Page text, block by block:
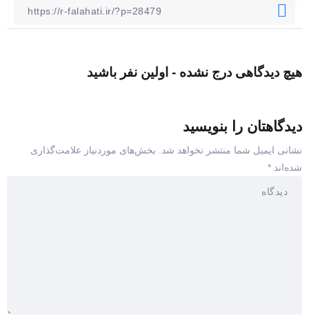
هیچ دیدگاهی درج نشده - اولین نفر باشید
دیدگاهتان را بنویسید
نشانی ایمیل شما منتشر نخواهد شد.
بخش‌های موردنیاز علامت‌گذاری
شده‌اند *